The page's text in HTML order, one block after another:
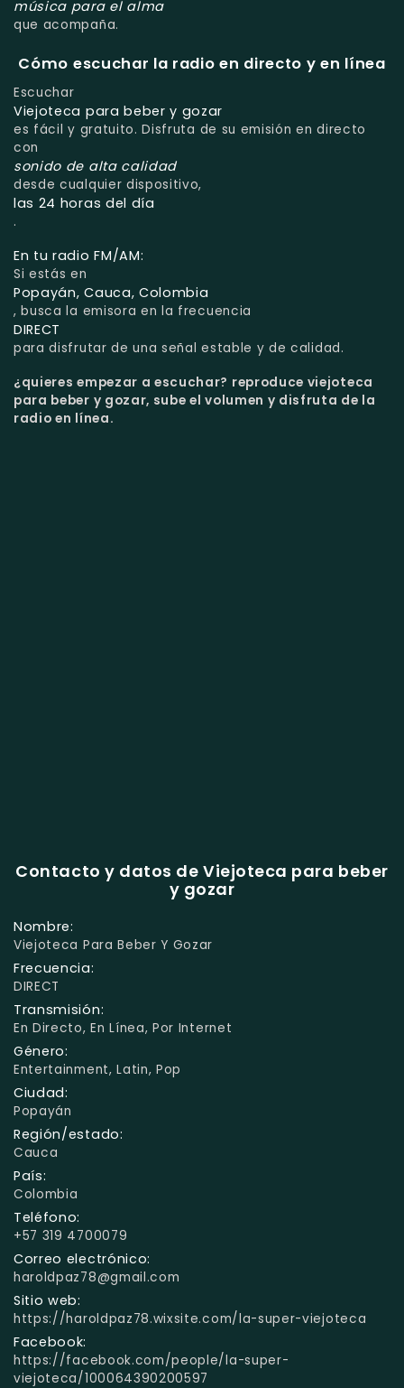
música para el alma
que acompaña.
Cómo escuchar la radio en directo y en línea
Escuchar
Viejoteca para beber y gozar
es fácil y gratuito. Disfruta de su emisión en directo
con
sonido de alta calidad
desde cualquier dispositivo,
las 24 horas del día
.
En tu radio FM/AM:
Si estás en
Popayán, Cauca, Colombia
, busca la emisora en la frecuencia
DIRECT
para disfrutar de una señal estable y de calidad.
¿quieres empezar a escuchar? reproduce viejoteca
para beber y gozar, sube el volumen y disfruta de la
radio en línea.
Contacto y datos de Viejoteca para beber
y gozar
Nombre:
Viejoteca Para Beber Y Gozar
Frecuencia:
DIRECT
Transmisión:
En Directo, En Línea, Por Internet
Género:
Entertainment, Latin, Pop
Ciudad:
Popayán
Región/estado:
Cauca
País:
Colombia
Teléfono:
+57 319 4700079
Correo electrónico:
haroldpaz78@gmail.com
Sitio web:
https://haroldpaz78.wixsite.com/la-super-viejoteca
Facebook:
https://facebook.com/people/la-super-
viejoteca/100064390200597